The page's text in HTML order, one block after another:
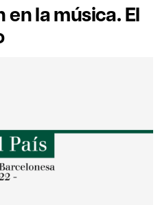
en la música. El